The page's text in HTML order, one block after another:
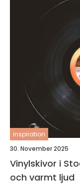
inspiration
30. November 2025
Vinylskivor i
och varmt ljud